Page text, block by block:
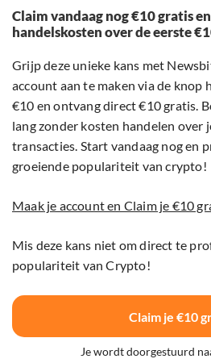
Claim vandaag nog €10 gratis
handelskosten over de eerste
Grijp deze unieke kans met
account aan te maken via de knop
€10 en ontvang direct €10 gratis.
lang zonder kosten handelen over
transacties. Start vandaag nog en
groeiende populariteit van crypto!
Maak je account en Claim je €10
Mis deze kans niet om direct te
populariteit van Crypto!
Claim je €10
Je wordt doorgestuurd